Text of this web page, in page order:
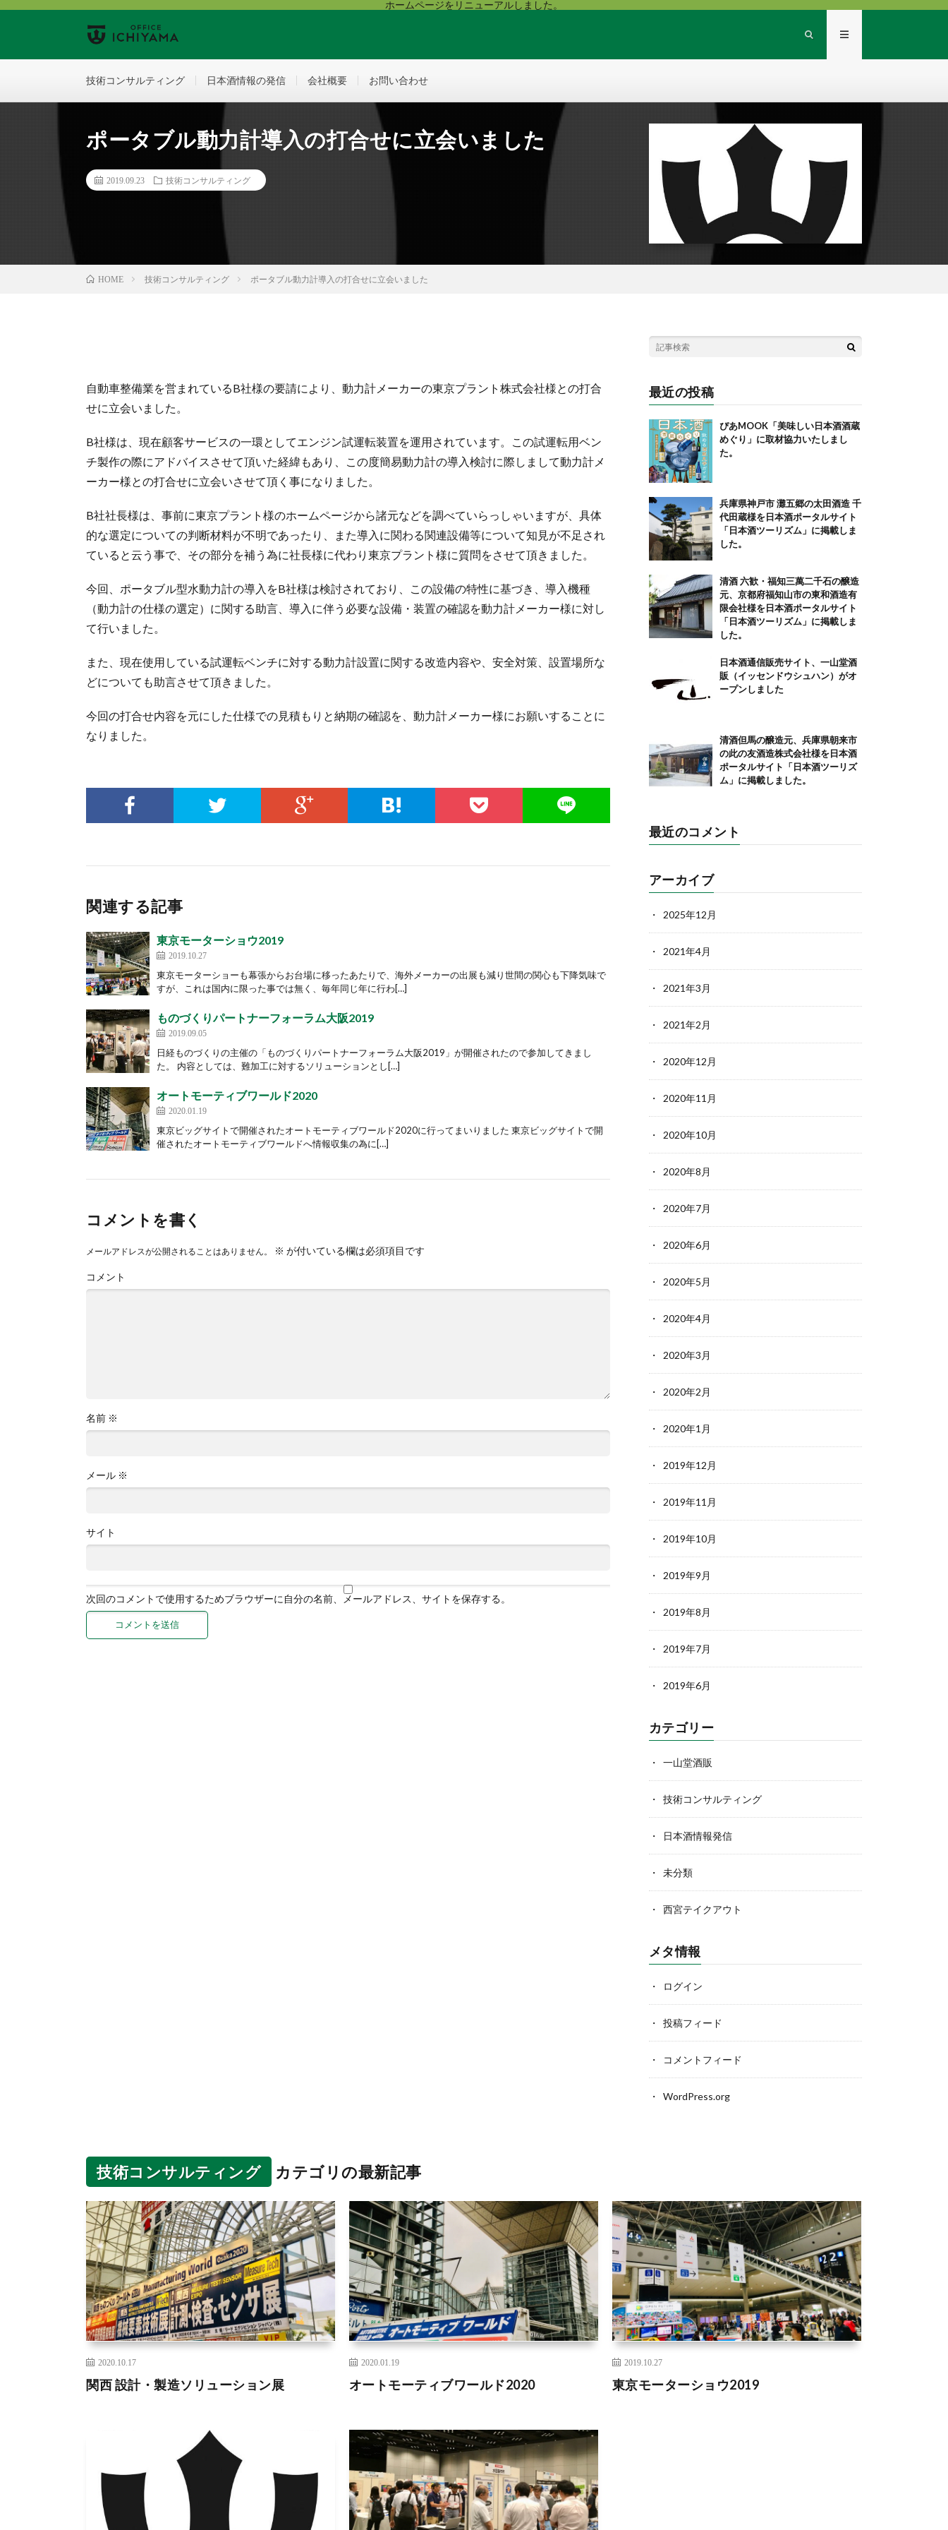
ホームページをリニューアルしました。
技術コンサルティング 日本酒情報の発信 会社概要 お問い合わせ
ポータブル動力計導入の打合せに立会いました
2019.09.23 技術コンサルティング
HOME 技術コンサルティング ポータブル動力計導入の打合せに立会いました
自動車整備業を営まれているB社様の要請により、動力計メーカーの東京プラント株式会社様との打合
せに立会いました。
B社様は、現在顧客サービスの一環としてエンジン試運転装置を運用されています。この試運転用ベン
チ製作の際にアドバイスさせて頂いた経緯もあり、この度簡易動力計の導入検討に際しまして動力計メ
ーカー様との打合せに立会いさせて頂く事になりました。
B社社長様は、事前に東京プラント様のホームページから諸元などを調べていらっしゃいますが、具体
的な選定についての判断材料が不明であったり、また導入に関わる関連設備等について知見が不足され
ていると云う事で、その部分を補う為に社長様に代わり東京プラント様に質問をさせて頂きました。
今回、ポータブル型水動力計の導入をB社様は検討されており、この設備の特性に基づき、導入機種
（動力計の仕様の選定）に関する助言、導入に伴う必要な設備・装置の確認を動力計メーカー様に対し
て行いました。
また、現在使用している試運転ベンチに対する動力計設置に関する改造内容や、安全対策、設置場所な
どについても助言させて頂きました。
今回の打合せ内容を元にした仕様での見積もりと納期の確認を、動力計メーカー様にお願いすることに
なりました。
関連する記事
東京モーターショウ2019
2019.10.27
東京モーターショーも幕張からお台場に移ったあたりで、海外メーカーの出展も減り世間の関心も下降気味で
すが、これは国内に限った事では無く、毎年同じ年に行わ[…]
ものづくりパートナーフォーラム大阪2019
2019.09.05
日経ものづくりの主催の「ものづくりパートナーフォーラム大阪2019」が開催されたので参加してきまし
た。 内容としては、難加工に対するソリューションとし[…]
オートモーティブワールド2020
2020.01.19
東京ビッグサイトで開催されたオートモーティブワールド2020に行ってまいりました 東京ビッグサイトで開
催されたオートモーティブワールドへ情報収集の為に[…]
コメントを書く
メールアドレスが公開されることはありません。 ※ が付いている欄は必須項目です
コメント
名前 ※
メール ※
サイト
次回のコメントで使用するためブラウザーに自分の名前、メールアドレス、サイトを保存する。
最近の投稿
ぴあMOOK「美味しい日本酒酒蔵
めぐり」に取材協力いたしまし
た。
兵庫県神戸市 灘五郷の太田酒造 千
代田蔵様を日本酒ポータルサイト
「日本酒ツーリズム」に掲載しま
した。
清酒 六歓・福知三萬二千石の醸造
元、京都府福知山市の東和酒造有
限会社様を日本酒ポータルサイト
「日本酒ツーリズム」に掲載しま
した。
日本酒通信販売サイト、一山堂酒
販（イッセンドウシュハン）がオ
ープンしました
清酒但馬の醸造元、兵庫県朝来市
の此の友酒造株式会社様を日本酒
ポータルサイト「日本酒ツーリズ
ム」に掲載しました。
最近のコメント
アーカイブ
2025年12月
2021年4月
2021年3月
2021年2月
2020年12月
2020年11月
2020年10月
2020年8月
2020年7月
2020年6月
2020年5月
2020年4月
2020年3月
2020年2月
2020年1月
2019年12月
2019年11月
2019年10月
2019年9月
2019年8月
2019年7月
2019年6月
カテゴリー
一山堂酒販
技術コンサルティング
日本酒情報発信
未分類
西宮テイクアウト
メタ情報
ログイン
投稿フィード
コメントフィード
WordPress.org
技術コンサルティング カテゴリの最新記事
2020.10.17
関西 設計・製造ソリューション展
2020.01.19
オートモーティブワールド2020
2019.10.27
東京モーターショウ2019